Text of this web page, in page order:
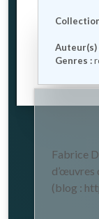
Auteur(s)
Genres :
Fabrice
d’œuvres
(blog :